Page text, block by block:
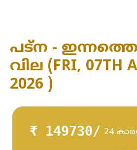
പട്‌ന -
വില (FRI, 07TH
2026 )
₹ 149730/ 24